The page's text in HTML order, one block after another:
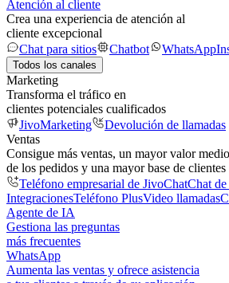
Atención al cliente
Crea una experiencia de atención al
cliente excepcional
Chat para sitios
Chatbot WhatsApp
Todos los canales
Marketing
Transforma el tráfico en
clientes potenciales cualificados
JivoMarketing
Devolución de llamadas
Ventas
Consigue más ventas, un mayor valor medio
de los pedidos y una mayor base de clientes
Teléfono empresarial de JivoChatChat
IntegracionesTeléfono PlusVideo llamadas
Agente de IA
Gestiona las preguntas
más frecuentes
WhatsApp
Aumenta las ventas y ofrece asistencia